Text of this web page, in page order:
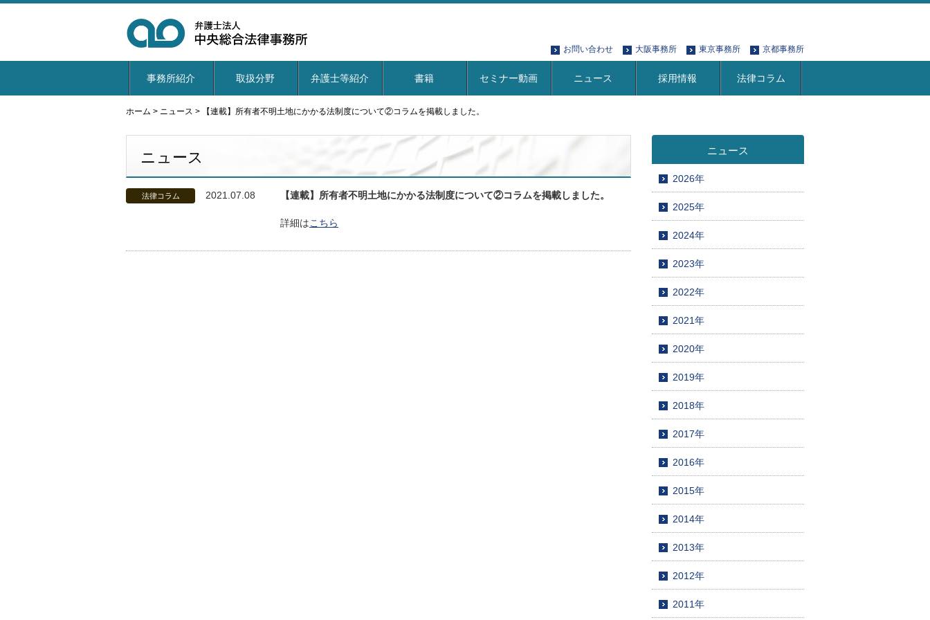
お問い合わせ 大阪事務所 東京事務所 京都事務所
事務所紹介 取扱分野 弁護士等紹介 書籍 セミナー動画 ニュース 採用情報 法律コラム
ホーム > ニュース > 【連載】所有者不明土地にかかる法制度について②コラムを掲載しました。
ニュース
法律コラム 2021.07.08 【連載】所有者不明土地にかかる法制度について②コラムを掲載しました。
詳細はこちら
ニュース
2026年
2025年
2024年
2023年
2022年
2021年
2020年
2019年
2018年
2017年
2016年
2015年
2014年
2013年
2012年
2011年